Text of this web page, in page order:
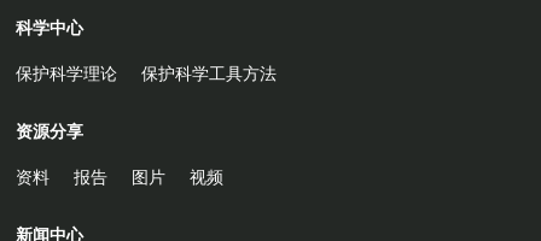
科学中心
保护科学理论 保护科学工具方法
资源分享
资料 报告 图片 视频
新闻中心